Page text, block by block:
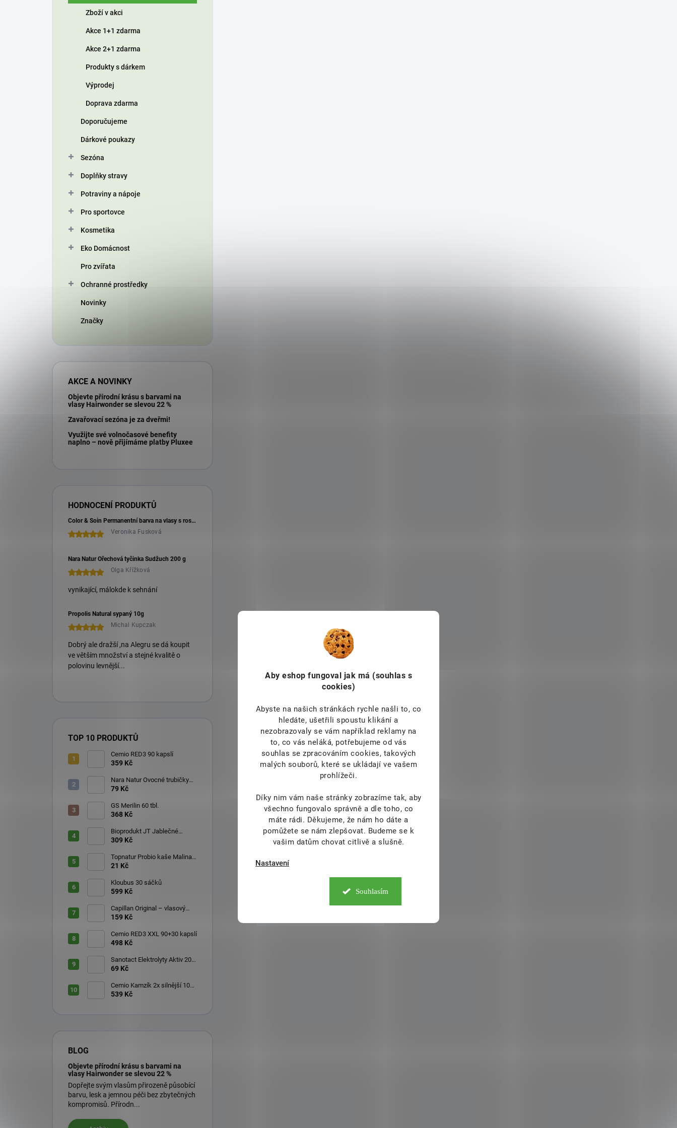
Aby eshop fungoval jak má (souhlas s
cookies)
Abyste na našich stránkách rychle našli to, co
hledáte, ušetřili spoustu klikání a
nezobrazovaly se vám například reklamy na
to, co vás neláká, potřebujeme od vás
souhlas se zpracováním cookies, takových
malých souborů, které se ukládají ve vašem
prohlížeči.
Díky nim vám naše stránky zobrazíme tak, aby
všechno fungovalo správně a dle toho, co
máte rádi. Děkujeme, že nám ho dáte a
pomůžete se nám zlepšovat. Budeme se k
vašim datům chovat citlivě a slušně.
Nastavení
Souhlasím
Zboží v akci
Akce 1+1 zdarma
Akce 2+1 zdarma
Produkty s dárkem
Výprodej
Doprava zdarma
Doporučujeme
Dárkové poukazy
Sezóna
Doplňky stravy
Potraviny a nápoje
Pro sportovce
Kosmetika
Eko Domácnost
Pro zvířata
Ochranné prostředky
Novinky
Značky
AKCE A NOVINKY
Objevte přírodní krásu s barvami na
vlasy Hairwonder se slevou 22 %
Zavařovací sezóna je za dveřmi!
Využijte své volnočasové benefity
naplno – nově přijímáme platby Pluxee
HODNOCENÍ PRODUKTŮ
Color & Soin Permanentní barva na vlasy s rostlinnými extrakty 135 ml
Veronika Fusková
Nara Natur Ořechová tyčinka Sudžuch 200 g
Olga Křížková
vynikající, málokde k sehnání
Propolis Natural sypaný 10g
Michal Kupczak
Dobrý ale dražší ,na Alegru se dá koupit
ve větším množství a stejné kvalitě o
polovinu levnější...
TOP 10 PRODUKTŮ
Cemio RED3 90 kapslí
359 Kč
Nara Natur Ovocné trubičky
Lavaš 140 g
79 Kč
GS Merilin 60 tbl.
368 Kč
Bioprodukt JT Jablečné
trubičky 43 ks (540 g)
309 Kč
Topnatur Probio kaše Malina
60 g
21 Kč
Kloubus 30 sáčků
599 Kč
Capillan Original – vlasový
aktivátor 200 ml
159 Kč
Cemio RED3 XXL 90+30 kapslí
498 Kč
Sanotact Elektrolyty Aktiv 20
šumivých tablet
69 Kč
Cemio Kamzík 2x silnější 100
kapslí + 50 kapslí
539 Kč
BLOG
Objevte přírodní krásu s barvami na
vlasy Hairwonder se slevou 22 %
Dopřejte svým vlasům přirozeně působící
barvu, lesk a jemnou péči bez zbytečných
kompromisů. Přírodn...